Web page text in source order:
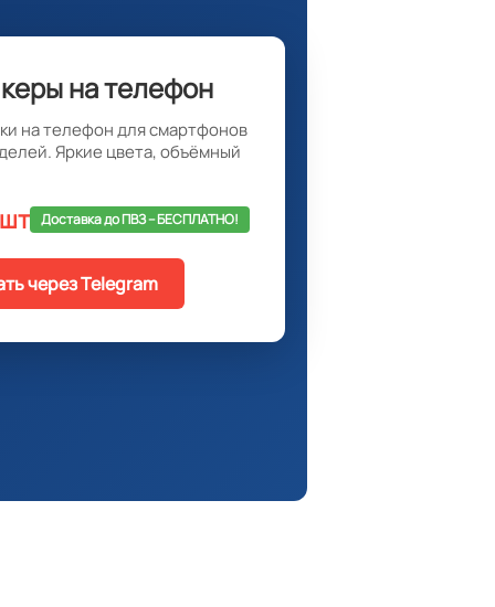
на телефон
на телефон для смартфонов
Яркие цвета, объёмный
Доставка до ПВЗ -- БЕСПЛАТНО!
через Telegram